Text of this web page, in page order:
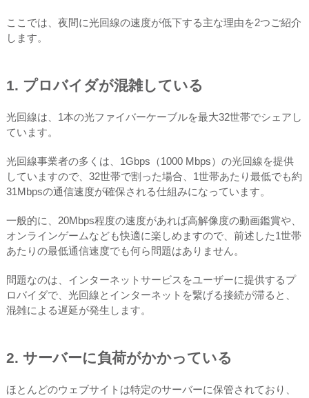
ここでは、夜間に光回線の速度が低下する主な理由を2つご紹介
します。
1. プロバイダが混雑している
光回線は、1本の光ファイバーケーブルを最大32世帯でシェアし
ています。
光回線事業者の多くは、1Gbps（1000 Mbps）の光回線を提供
していますので、32世帯で割った場合、1世帯あたり最低でも約
31Mbpsの通信速度が確保される仕組みになっています。
一般的に、20Mbps程度の速度があれば高解像度の動画鑑賞や、
オンラインゲームなども快適に楽しめますので、前述した1世帯
あたりの最低通信速度でも何ら問題はありません。
問題なのは、インターネットサービスをユーザーに提供するプ
ロバイダで、光回線とインターネットを繋げる接続が滞ると、
混雑による遅延が発生します。
2. サーバーに負荷がかかっている
ほとんどのウェブサイトは特定のサーバーに保管されており、